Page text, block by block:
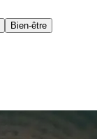
Bien-être